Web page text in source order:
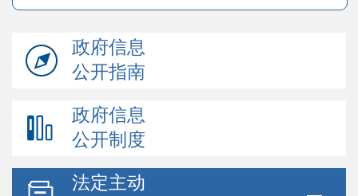
政府信息
公开指南
政府信息
公开制度
法定主动